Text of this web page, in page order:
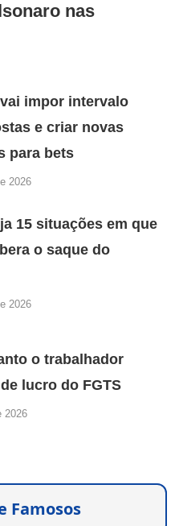
nas
impor intervalo
e criar novas
para bets
2026
15 situações em que
o saque do
2026
o trabalhador
lucro do FGTS
2026
Famosos